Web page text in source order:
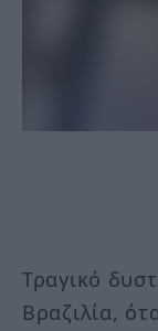
Τραγικό
Βραζιλία,